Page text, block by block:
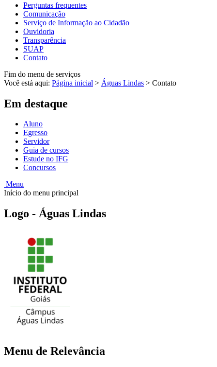
Perguntas frequentes
Comunicação
Serviço de Informação ao Cidadão
Ouvidoria
Transparência
SUAP
Contato
Fim do menu de serviços
Você está aqui: Página inicial > Águas Lindas > Contato
Em destaque
Aluno
Egresso
Servidor
Guia de cursos
Estude no IFG
Concursos
Menu
Início do menu principal
Logo - Águas Lindas
Menu de Relevância